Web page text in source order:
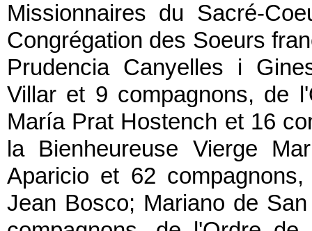
Missionnaires du Sacré-
Congrégation des Soeurs
Prudencia Canyelles i
Villar et 9 compagnons, de
María Prat Hostench et 16
la Bienheureuse Vierge
Aparicio et 62
Jean Bosco; Mariano de